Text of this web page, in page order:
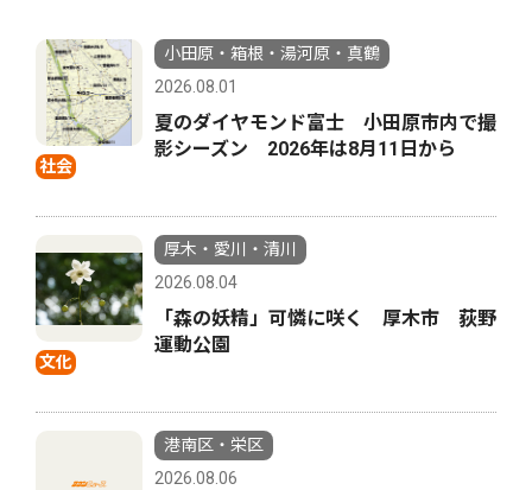
社会
小田原・箱根・湯河原・真鶴
2026.08.01
夏のダイヤモンド富士 小田原市内で撮
影シーズン 2026年は8月11日から
文化
厚木・愛川・清川
2026.08.04
「森の妖精」可憐に咲く 厚木市 荻野
運動公園
港南区・栄区
2026.08.06